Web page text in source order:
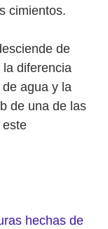
cimientos.
de
la diferencia
agua y la
de una de las
este
hechas de